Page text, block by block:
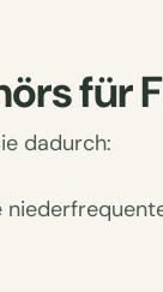
für
dadurch: